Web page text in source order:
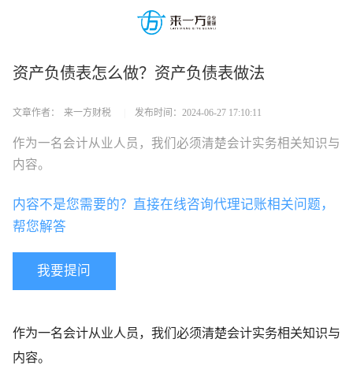
资产负债表怎么做？资产负债表做法
文章作者： 来一方财税 发布时间：2024-06-27 17:10:11
作为一名会计从业人员，我们必须清楚会计实务相关知识与
内容。
我要提问
内容不是您需要的？直接在线咨询代理记账相关问题，
帮您解答
作为一名会计从业人员，我们必须清楚会计实务相关知识与
内容。